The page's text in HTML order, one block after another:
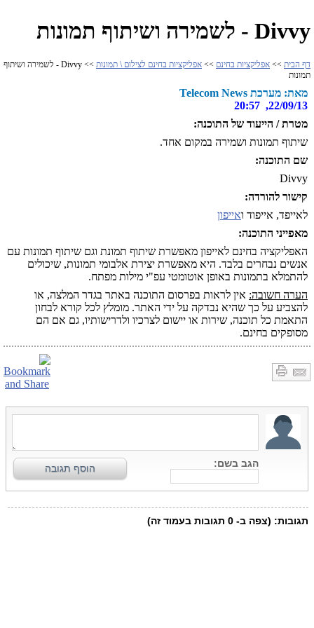
Divvy - לשמירה ושיתוף תמונות
דף הבית >> אפליקציות בחינם >> אפליקציות בחינם לצילום \ תמונות
>> Divvy - לשמירה ושיתוף
תמונות
מאת: מערכת Telecom News
22/09/13, 20:57
מטרת / הייעוד של התוכנה:
שיתוף תמונות ושמירה במקום אחד.
שם התוכנה:
Divvy
קישור להורדה:
לאייפד, אייפוד ואייפון
מאפייני התוכנה:
האפליקציה בחינם לאייפון מאפשרת שיתוף תמונת וגם שיתוף תמונות עם
אנשים נבחרים בלבד. היא מאפשרת יצירת אלבומי תמונות, שיכולים
להתמלא בתמונות באופן אוטומטי עפ"י מילות מפתח.
הערה חשובה: אין לראות בפרסום התוכנה באתר בגדר המלצה, או
להצביע על כך שהיא נבדקה על ידי האתר. מומלץ לכל קורא לבחון
התאמת כל תוכנה, שירות או יישום לצרכיו ולדרישותיו, גם אם הם
מסופקים בחינם.